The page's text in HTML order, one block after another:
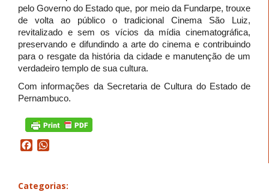
pelo Governo do Estado que, por meio da Fundarpe, trouxe
de volta ao público o tradicional Cinema São Luiz,
revitalizado e sem os vícios da mídia cinematográfica,
preservando e difundindo a arte do cinema e contribuindo
para o resgate da história da cidade e manutenção de um
verdadeiro templo de sua cultura.
Com informações da Secretaria de Cultura do Estado de
Pernambuco.
Facebook
Categorias: